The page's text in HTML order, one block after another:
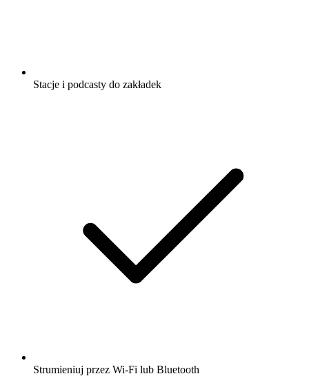
Stacje i podcasty do zakładek
Strumieniuj przez Wi-Fi lub Bluetooth